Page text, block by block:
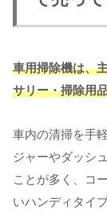
車用掃除機は、
サリー・掃除用
車内の清掃を手
ジャーやダッシ
ことが多く、コ
いハンディタイ